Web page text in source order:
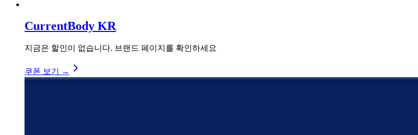
CurrentBody KR
지금은 할인이 없습니다. 브랜드 페이지를 확인하세요
쿠폰 보기 →